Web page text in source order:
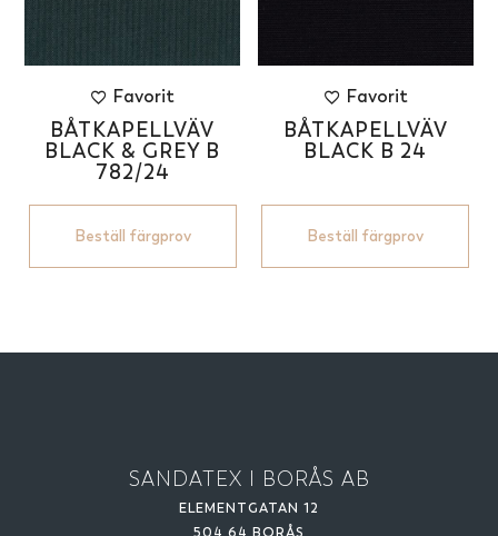
Favorit
BÅTKAPELLVÄV
BLACK & GREY B
782/24
Beställ färgprov
Favorit
BÅTKAPELLVÄV
BLACK B 24
Beställ färgprov
SANDATEX I BORÅS AB
ELEMENTGATAN 12
504 64 BORÅS